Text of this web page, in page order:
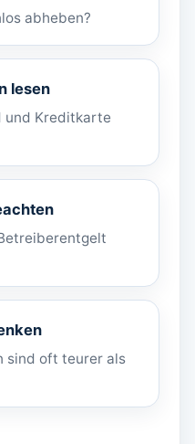
abheben?
lesen
und Kreditkarte
sind oft teurer als